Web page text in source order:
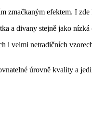
zmačkaným efektem. I
a divany stejně jako nízká
velmi netradičních
úrovně kvality a